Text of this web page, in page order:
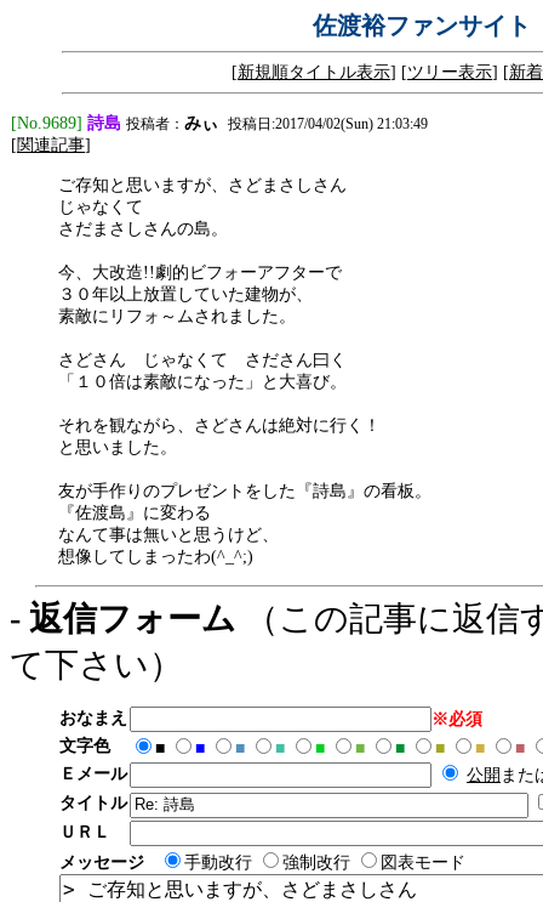
佐渡裕ファンサイト
[新規順タイトル表示] [ツリー表示] [新
[No.9689] 詩島 投稿者： みぃ 投稿日:2017/04/02(Sun) 21:03:49
[関連記事]
ご存知と思いますが、さどまさしさん
じゃなくて
さだまさしさんの島。
今、大改造!!劇的ビフォーアフターで
３０年以上放置していた建物が、
素敵にリフォ～ムされました。
さどさん じゃなくて さださん曰く
「１０倍は素敵になった」と大喜び。
それを観ながら、さどさんは絶対に行く！
と思いました。
友が手作りのプレゼントをした『詩島』の看板。
『佐渡島』に変わる
なんて事は無いと思うけど、
想像してしまったわ(^_^;)
- 返信フォーム （この記事に返信
て下さい）
おなまえ
※必須
文字色
■ ■ ■ ■ ■ ■ ■ ■ ■
■
Ｅメール
公開 ま
タイトル
ＵＲＬ
メッセージ
手動改行 強制改行 図表モード